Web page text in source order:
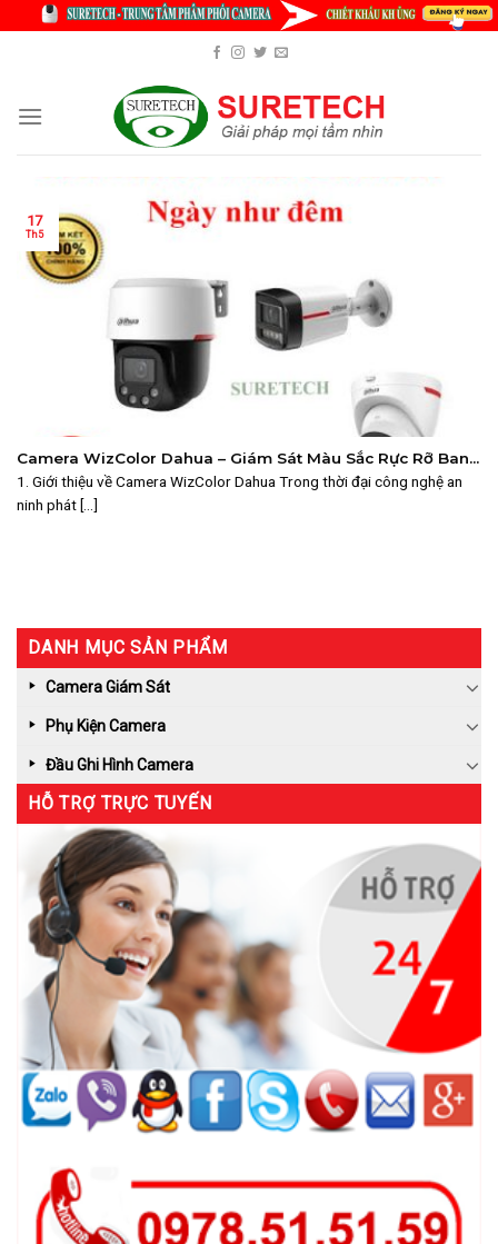
Camera WizColor Dahua – Giám Sát Màu Sắc Rực Rỡ Ban
Đêm | SURETECH
1. Giới thiệu về Camera WizColor Dahua Trong thời đại công nghệ an
ninh phát [...]
17
Th5
DANH MỤC SẢN PHẨM
Camera Giám Sát
Phụ Kiện Camera
Đầu Ghi Hình Camera
HỖ TRỢ TRỰC TUYẾN